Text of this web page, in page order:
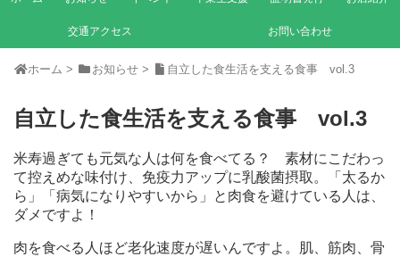
交通アクセス お問い合わせ
ホーム > お知らせ > 自立した食生活を支える食事 vol.3
自立した食生活を支える食事 vol.3
米寿過ぎても元気な人は何を食べてる？ 素材にこだわっ
て控えめな味付け、免疫力アップに乳酸菌摂取。「太るか
ら」「病気になりやすいから」と肉食を避けている人は、
ダメですよ！
肉を食べる人ほど老化速度が遅いんですよ。肌、筋肉、骨